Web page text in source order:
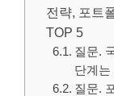
전략, 포트
TOP 5
질문.
단계는
질문.